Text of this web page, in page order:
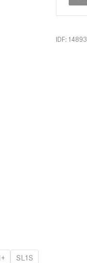
IDF: 14893
SL1S